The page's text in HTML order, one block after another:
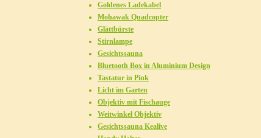
Goldenes Ladekabel
Mohawak Quadcopter
Glättbürste
Stirnlampe
Gesichtssauna
Bluetooth Box in Aluminium Design
Tastatur in Pink
Licht im Garten
Objektiv mit Fischauge
Weitwinkel Objektiv
Gesichtssauna Kealive